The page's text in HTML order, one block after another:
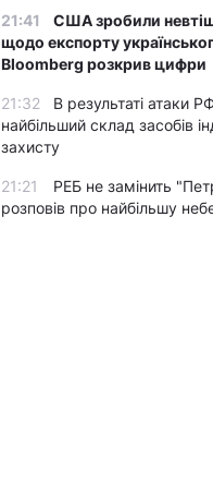
21:41
США зробили
щодо експорту
Bloomberg розкрив цифри
21:32
В результаті атаки
найбільший склад засобів
захисту
21:21
РЕБ не замінить
розповів про найбільшу